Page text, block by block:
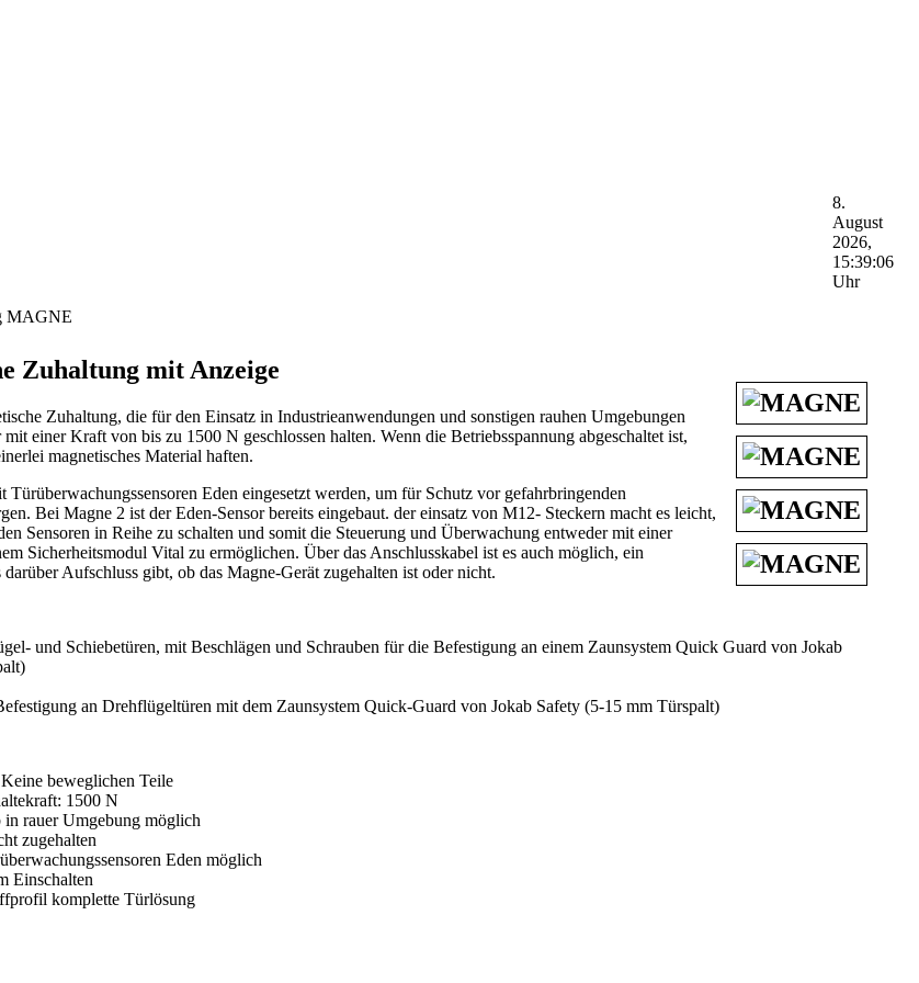
8.
August
2026,
15:39:06
Uhr
MAGNE
Zuhaltung mit Anzeige
Zuhaltung, die für den Einsatz in Industrieanwendungen und sonstigen rauhen Umgebungen
einer Kraft von bis zu 1500 N geschlossen halten. Wenn die Betriebsspannung abgeschaltet ist,
magnetisches Material haften.
Türüberwachungssensoren Eden eingesetzt werden, um für Schutz vor gefahrbringenden
Bei Magne 2 ist der Eden-Sensor bereits eingebaut. der einsatz von M12- Steckern macht es leicht,
Sensoren in Reihe zu schalten und somit die Steuerung und Überwachung entweder mit einer
Sicherheitsmodul Vital zu ermöglichen. Über das Anschlusskabel ist es auch möglich, ein
Aufschluss gibt, ob das Magne-Gerät zugehalten ist oder nicht.
und Schiebetüren, mit Beschlägen und Schrauben für die Befestigung an einem Zaunsystem Quick Guard von Jokab
an Drehflügeltüren mit dem Zaunsystem Quick-Guard von Jokab Safety (5-15 mm Türspalt)
beweglichen Teile
1500 N
rauer Umgebung möglich
zugehalten
Eden möglich
Einschalten
komplette Türlösung